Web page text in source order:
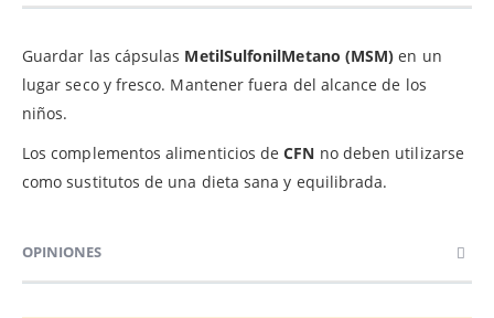
Guardar las cápsulas MetilSulfonilMetano (MSM)en un
lugar seco y fresco. Mantener fuera del alcance de los
niños.
Los complementos alimenticios deCFN no deben utilizarse
como sustitutos de una dieta sana y equilibrada.
OPINIONES